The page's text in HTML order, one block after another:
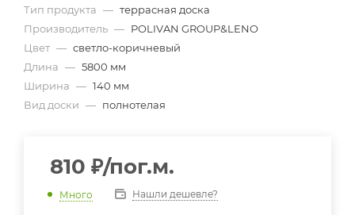
Тип продукта — террасная доска
Производитель — POLIVAN GROUP&LENO
Цвет — светло-коричневый
Длина — 5800 мм
Ширина — 140 мм
Вид доски — полнотелая
810 ₽/пог.м.
Много Нашли дешевле?